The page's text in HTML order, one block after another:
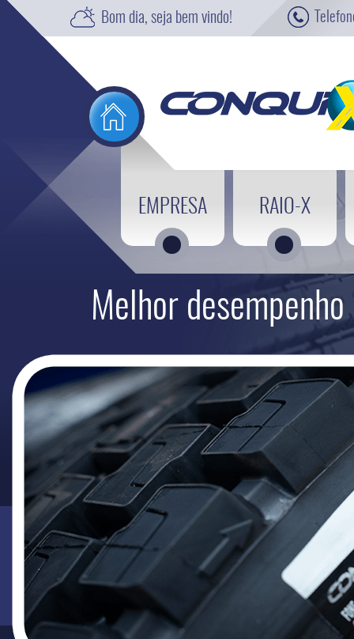
Bom dia, seja bem vindo!
EMPRESA RAIO-X
Melhor desempenho